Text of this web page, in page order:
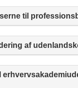
til
af